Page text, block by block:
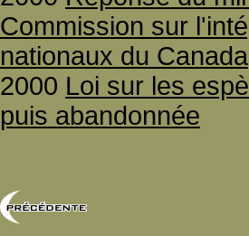
Commission sur
nationaux du Canada
2000 Loi sur les
puis abandonnée